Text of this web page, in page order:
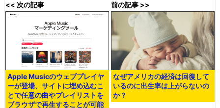
<< 次の記事
Apple Musicのウェブプレイヤ
ーが登場、サイトに埋め込むこ
とで任意の曲やプレイリストを
ブラウザで再生することが可能
前の記事 >>
なぜアメリカの経済は回復して
いるのに出生率は上がらないの
か？